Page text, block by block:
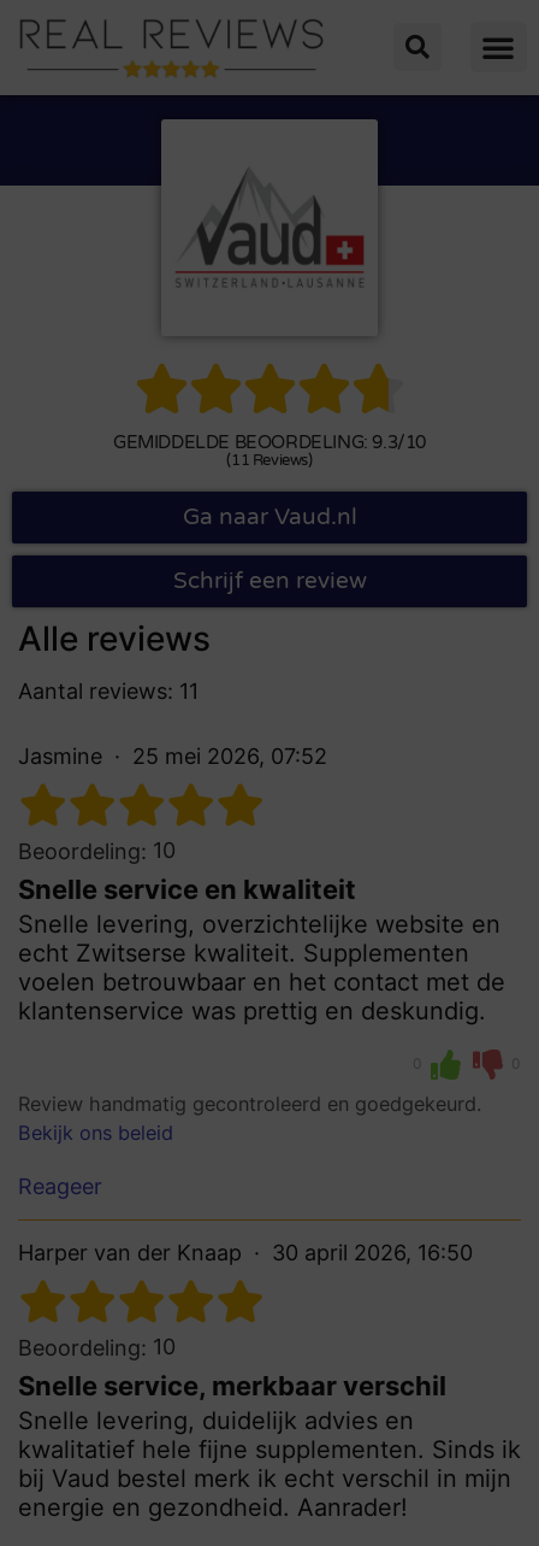

GEMIDDELDE BEOORDELING: 9.3/10
(11 Reviews)
Ga naar Vaud.nl
Schrijf een review
Alle reviews
Aantal reviews: 11
Jasmine 25 mei 2026, 07:52
Beoordeling: 10
Snelle service en kwaliteit
Snelle levering, overzichtelijke website en
echt Zwitserse kwaliteit. Supplementen
voelen betrouwbaar en het contact met de
klantenservice was prettig en deskundig.
0 0
Review handmatig gecontroleerd en goedgekeurd.
Bekijk ons beleid
Reageer
Harper van der Knaap 30 april 2026, 16:50
Beoordeling: 10
Snelle service, merkbaar verschil
Snelle levering, duidelijk advies en
kwalitatief hele fijne supplementen. Sinds ik
bij Vaud bestel merk ik echt verschil in mijn
energie en gezondheid. Aanrader!